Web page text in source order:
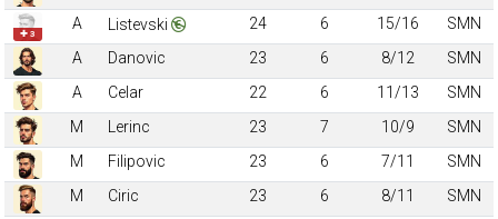
✚ 3
A Listevski 24 6 15/16
SMN
A
Danovic 23 6 8/12
SMN
A
Celar 22 6 11/13
SMN
M
Lerinc 23 7 10/9
SMN
M
Filipovic 23 6 7/11
SMN
M
Ciric 23 6 8/11
SMN